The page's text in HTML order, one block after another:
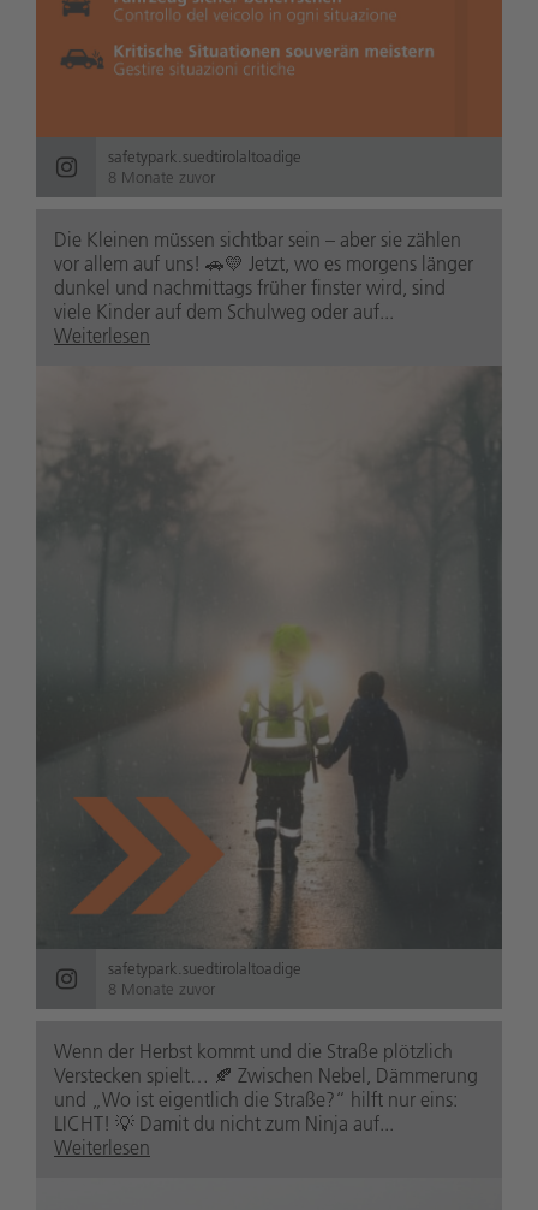
safetypark.suedtirolaltoadige
8 Monate zuvor
Die Kleinen müssen sichtbar sein – aber sie zählen
vor allem auf uns! 🚗💛 Jetzt, wo es morgens länger
dunkel und nachmittags früher finster wird, sind
viele Kinder auf dem Schulweg oder auf...
Weiterlesen
safetypark.suedtirolaltoadige
8 Monate zuvor
Wenn der Herbst kommt und die Straße plötzlich
Verstecken spielt… 🍂 Zwischen Nebel, Dämmerung
und „Wo ist eigentlich die Straße?“ hilft nur eins:
LICHT! 💡 Damit du nicht zum Ninja auf...
Weiterlesen